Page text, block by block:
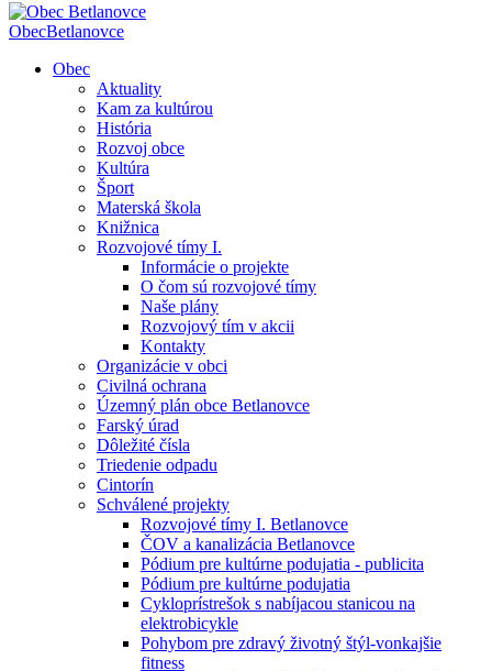
ObecBetlanovce
Obec
Aktuality
Kam za kultúrou
História
Rozvoj obce
Kultúra
Šport
Materská škola
Knižnica
Rozvojové tímy I.
Informácie o projekte
O čom sú rozvojové tímy
Naše plány
Rozvojový tím v akcii
Kontakty
Organizácie v obci
Civilná ochrana
Územný plán obce Betlanovce
Farský úrad
Dôležité čísla
Triedenie odpadu
Cintorín
Schválené projekty
Rozvojové tímy I. Betlanovce
ČOV a kanalizácia Betlanovce
Pódium pre kultúrne podujatia - publicita
Pódium pre kultúrne podujatia
Cykloprístrešok s nabíjacou stanicou na
elektrobicykle
Pohybom pre zdravý životný štýl-vonkajšie
fitness